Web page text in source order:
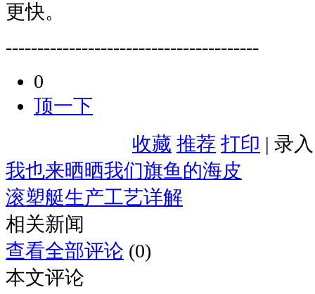
更快。
----------------------------------------
0
顶一下
收藏 推荐 打印 | 录
我也来晒晒我们旗鱼的海皮
滚塑艇生产工艺详解
相关新闻
查看全部评论 (0)
本文评论